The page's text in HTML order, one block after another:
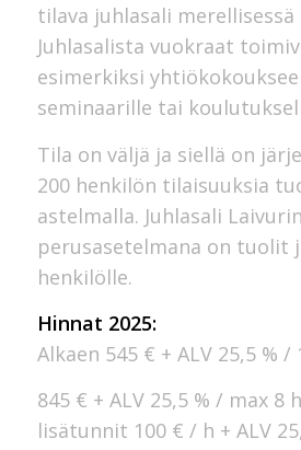
tilava juhlasali merellisessä
Juhlasalista vuokraat
esimerkiksi
seminaarille tai
Tila on väljä ja siellä on
200 henkilön tilaisuuksia
astelmalla. Juhlasali Laivurin
perusasetelmana on tuolit
henkilölle.
Hinnat 2025:
Alkaen 545 € + ALV 25,5 % /
845 € + ALV 25,5 % / max 8 h
lisätunnit 100 € / h + ALV